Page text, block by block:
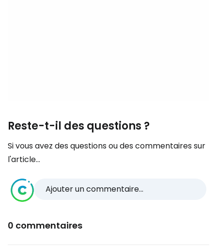
Reste-t-il des questions ?
Si vous avez des questions ou des commentaires sur
l'article...
Ajouter un commentaire...
0 commentaires